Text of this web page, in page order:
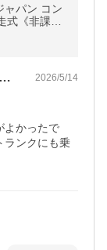
ャパン コン
式《非課
シートの色や柄を選ぶことができたところ… 2026/5/14
よかったで
ランクにも乗